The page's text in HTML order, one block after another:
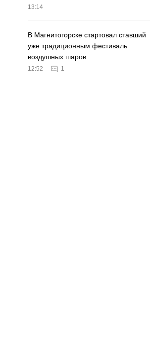
13:14
В Магнитогорске стартовал ставший
уже традиционным фестиваль
воздушных шаров
12:52 1